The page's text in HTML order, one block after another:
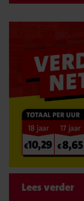
Lees verder